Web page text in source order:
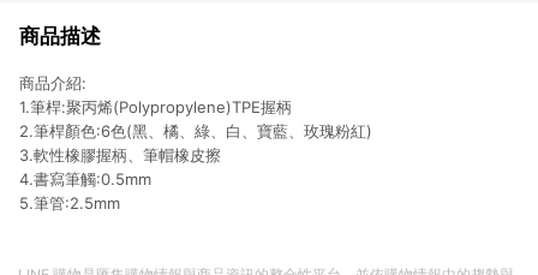
商品描述
商品介紹:
1.筆桿:聚丙烯(Polypropylene)TPE握柄
2.筆桿顏色:6色(黑、橘、綠、白、寶藍、玫瑰粉紅)
3.軟性橡膠握柄、筆帽橡皮擦
4.書寫筆觸:0.5mm
5.筆管:2.5mm